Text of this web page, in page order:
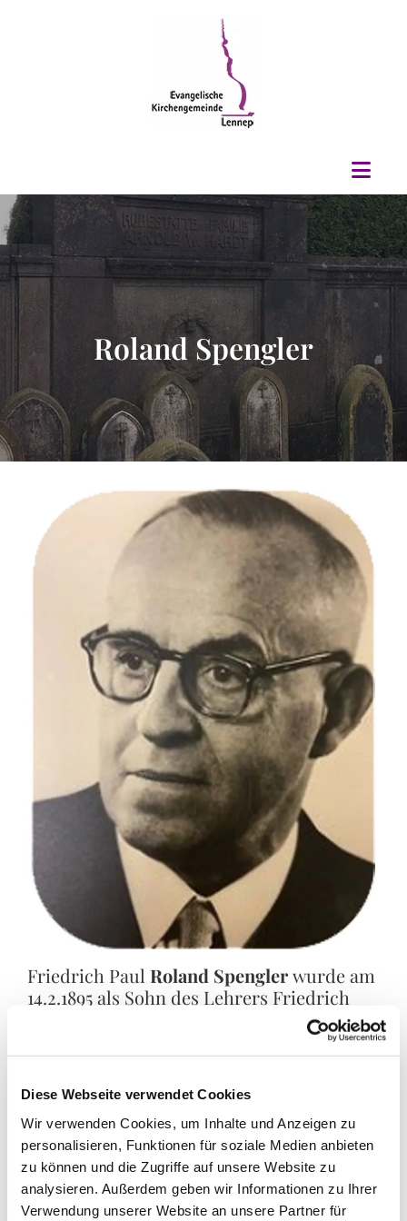
Diese Webseite verwendet Cookies
Wir verwenden Cookies, um Inhalte und Anzeigen zu
personalisieren, Funktionen für soziale Medien anbieten
zu können und die Zugriffe auf unsere Website zu
analysieren. Außerdem geben wir Informationen zu Ihrer
Verwendung unserer Website an unsere Partner für
Roland Spengler
Friedrich Paul Roland Spenglerwurde am
14.2.1895 als Sohn des Lehrers Friedrich
Wilhelm Spengler in Remscheid geboren.
Nach dem Besuch des Remscheider
Realgymnasiums studierte er 1913
zunächst zwei Semester an der
Theologischen Hochschule Bethel, vom
Frühjahr 1914 bis Herbst 1915 (drei
Semester) an der Universität Bonn; es
folgte Heeresdienst vom Herbst 1915 bis
Frühjahr 1918 in Frankreich; nach dem
Krieg studierte er bis Herbst 2021 in